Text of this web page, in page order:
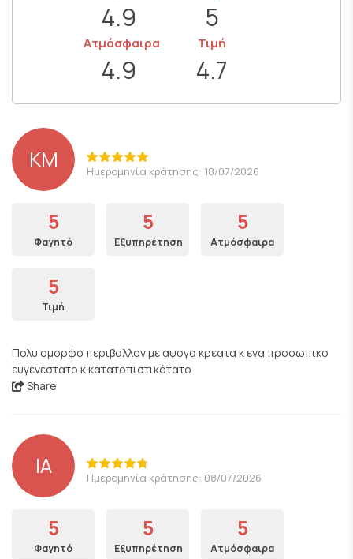
4.9 5
Ατμόσφαιρα
4.9
Τιμή
4.7
KM Ημερομηνία κράτησης: 18/07/2026
5
Φαγητό
5
Εξυπηρέτηση
5
Ατμόσφαιρα
5
Τιμή
Πολυ ομορφο περιβαλλον με αψογα κρεατα κ ενα προσωπικο
ευγενεστατο κ κατατοπιστικότατο
Share
IA Ημερομηνία κράτησης: 08/07/2026
5
Φαγητό
5
Εξυπηρέτηση
5
Ατμόσφαιρα